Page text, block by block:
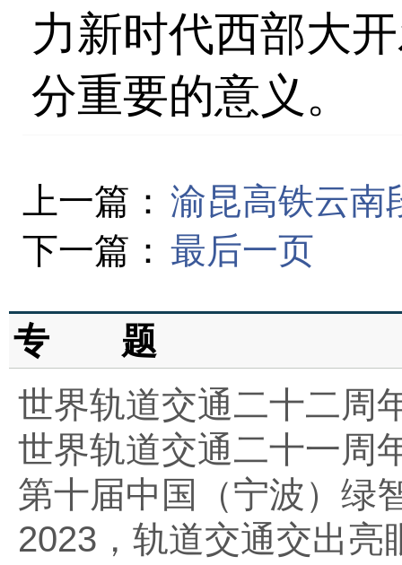
力新时代西部大
分重要的意义。
上一篇： 渝昆高铁云南
下一篇： 最后一页
专 题
世界轨道交通二十二周
世界轨道交通二十一周
第十届中国（宁波）绿
2023，轨道交通交出亮